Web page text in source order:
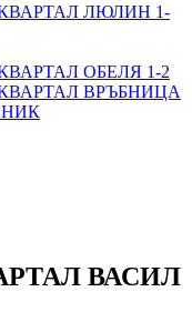
ЛЮЛИН 1-
ОБЕЛЯ 1-2
ВРЪБНИЦА
ВАСИЛ